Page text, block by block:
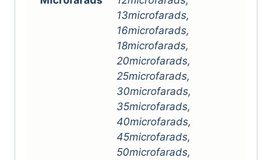
13microfarads,
16microfarads,
18microfarads,
20microfarads,
25microfarads,
30microfarads,
35microfarads,
40microfarads,
45microfarads,
50microfarads,